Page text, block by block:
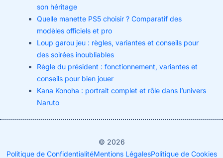
son héritage
Quelle manette PS5 choisir ? Comparatif des
modèles officiels et pro
Loup garou jeu : règles, variantes et conseils pour
des soirées inoubliables
Règle du président : fonctionnement, variantes et
conseils pour bien jouer
Kana Konoha : portrait complet et rôle dans l’univers
Naruto
© 2026
Politique de ConfidentialitéMentions LégalesPolitique de Cookies